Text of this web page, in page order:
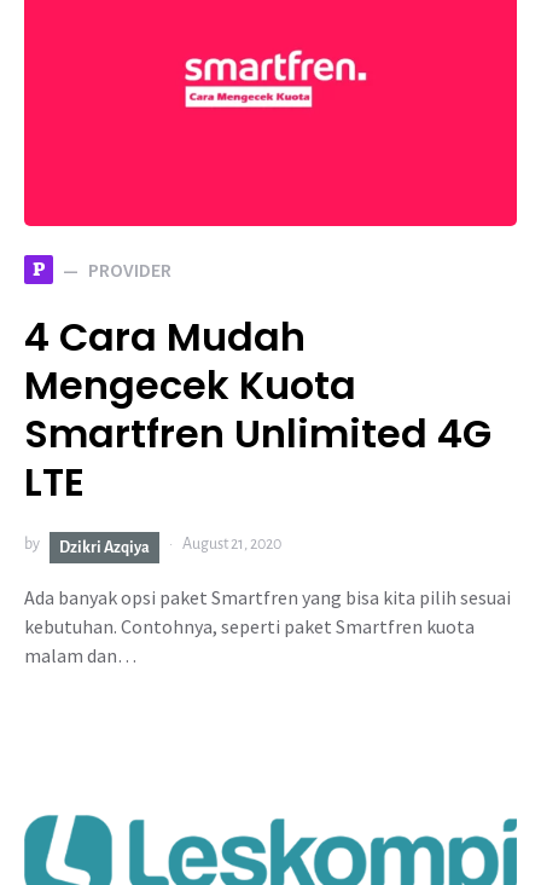
P PROVIDER
4 Cara Mudah
Mengecek Kuota
Smartfren Unlimited 4G
LTE
by Dzikri Azqiya August 21, 2020
Ada banyak opsi paket Smartfren yang bisa kita pilih sesuai
kebutuhan. Contohnya, seperti paket Smartfren kuota
malam dan…